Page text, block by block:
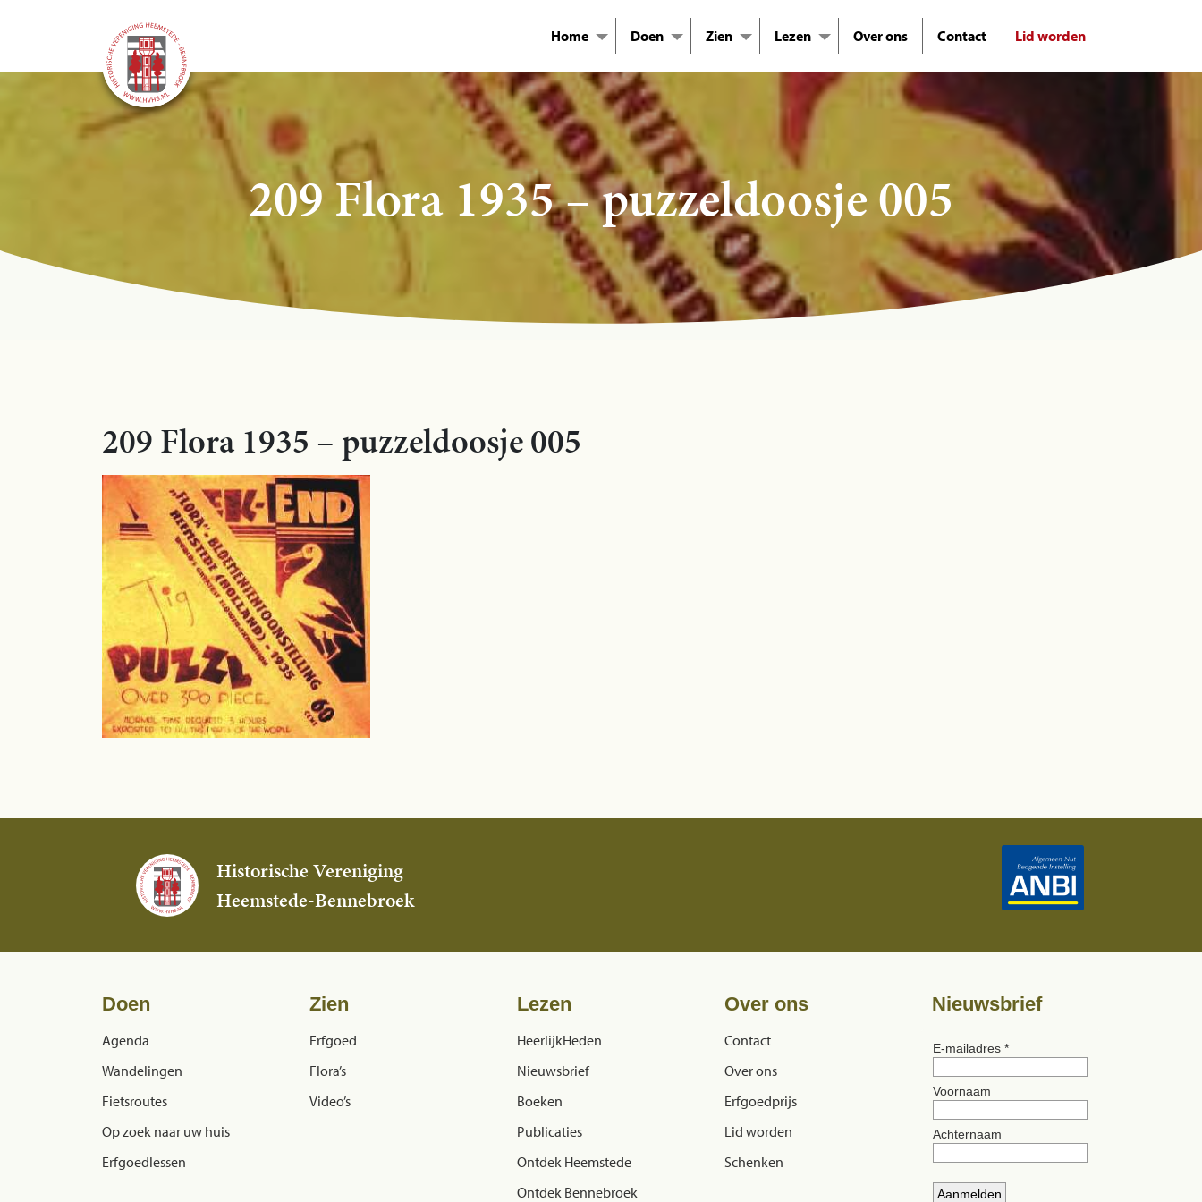
Home Doen Zien Lezen Over ons Contact Lid worden
209 Flora 1935 – puzzeldoosje 005
209 Flora 1935 – puzzeldoosje 005
Historische Vereniging
Heemstede-Bennebroek
Doen
Agenda
Wandelingen
Fietsroutes
Op zoek naar uw huis
Erfgoedlessen
Zien
Erfgoed
Flora’s
Video’s
Lezen
HeerlijkHeden
Nieuwsbrief
Boeken
Publicaties
Ontdek Heemstede
Ontdek Bennebroek
Over ons
Contact
Over ons
Erfgoedprijs
Lid worden
Schenken
Nieuwsbrief